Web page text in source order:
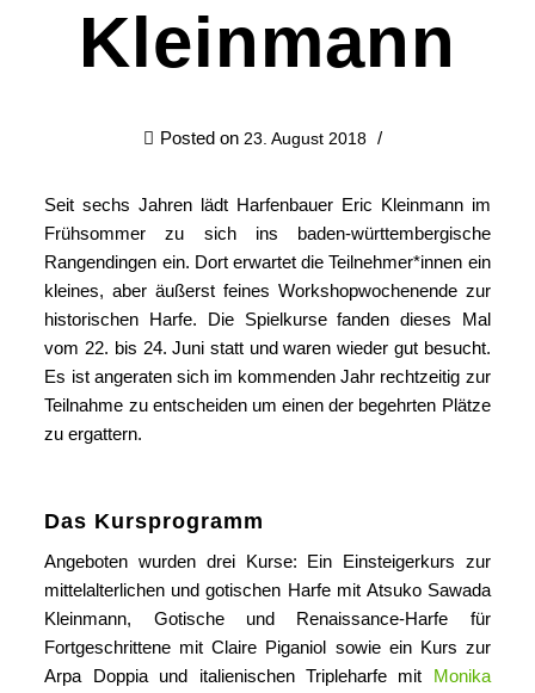
Kleinmann
Posted on 23. August 2018
Seit sechs Jahren lädt Harfenbauer Eric Kleinmann im
Frühsommer zu sich ins baden-württembergische
Rangendingen ein. Dort erwartet die Teilnehmer*innen ein
kleines, aber äußerst feines Workshopwochenende zur
historischen Harfe. Die Spielkurse fanden dieses Mal
vom 22. bis 24. Juni statt und waren wieder gut besucht.
Es ist angeraten sich im kommenden Jahr rechtzeitig zur
Teilnahme zu entscheiden um einen der begehrten Plätze
zu ergattern.
Das Kursprogramm
Angeboten wurden drei Kurse: Ein Einsteigerkurs zur
mittelalterlichen und gotischen Harfe mit Atsuko Sawada
Kleinmann, Gotische und Renaissance-Harfe für
Fortgeschrittene mit Claire Piganiol sowie ein Kurs zur
Arpa Doppia und italienischen Tripleharfe mit Monika